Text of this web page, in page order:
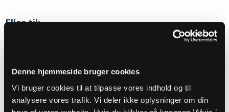
Denne hjemmeside bruger cookies
Vi bruger cookies til at tilpasse vores indhold og til
analysere vores trafik. Vi deler ikke oplysninger om din
Eller til:
8740Brædstrup
Hjemmeside:https://bakkelandetspastorat.dk/